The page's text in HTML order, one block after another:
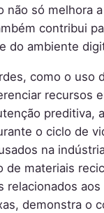
não só melhora
contribui
do ambiente
como o uso
recursos
preditiva,
o ciclo de
na
de materiais
relacionados
demonstra o